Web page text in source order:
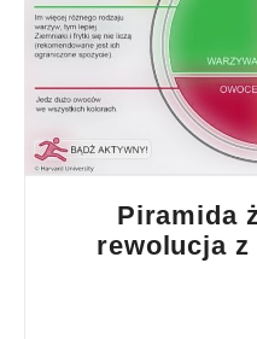
Piramida
rewolucja